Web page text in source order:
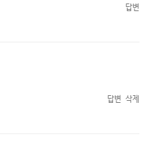
답변
답변 삭제